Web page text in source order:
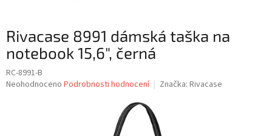
Rivacase 8991 dámská taška na
notebook 15,6", černá
RC-8991-B
Průměrné
Neohodnoceno Podrobnosti hodnocení Značka: Rivacase